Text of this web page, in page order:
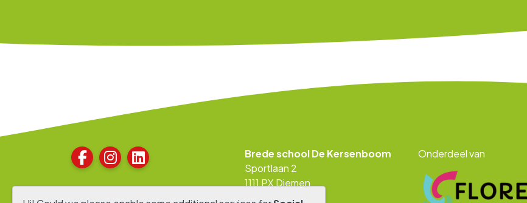
Brede school De Kersenboom
Sportlaan 2
1111 PX Diemen
020 - 753 11 23
Onderdeel van